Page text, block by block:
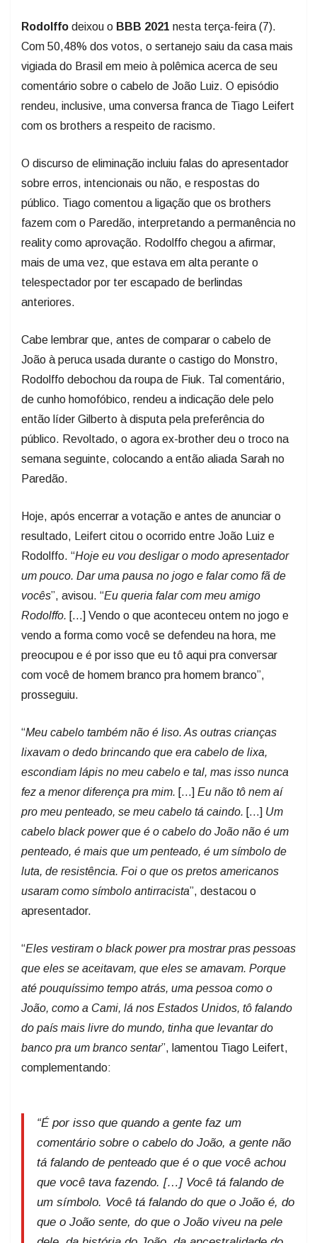
Rodolffo deixou o BBB 2021 nesta terça-feira (7).
Com 50,48% dos votos, o sertanejo saiu da casa mais
vigiada do Brasil em meio à polêmica acerca de seu
comentário sobre o cabelo de João Luiz. O episódio
rendeu, inclusive, uma conversa franca de Tiago Leifert
com os brothers a respeito de racismo.
O discurso de eliminação incluiu falas do apresentador
sobre erros, intencionais ou não, e respostas do
público. Tiago comentou a ligação que os brothers
fazem com o Paredão, interpretando a permanência no
reality como aprovação. Rodolffo chegou a afirmar,
mais de uma vez, que estava em alta perante o
telespectador por ter escapado de berlindas
anteriores.
Cabe lembrar que, antes de comparar o cabelo de
João à peruca usada durante o castigo do Monstro,
Rodolffo debochou da roupa de Fiuk. Tal comentário,
de cunho homofóbico, rendeu a indicação dele pelo
então líder Gilberto à disputa pela preferência do
público. Revoltado, o agora ex-brother deu o troco na
semana seguinte, colocando a então aliada Sarah no
Paredão.
Hoje, após encerrar a votação e antes de anunciar o
resultado, Leifert citou o ocorrido entre João Luiz e
Rodolffo. “Hoje eu vou desligar o modo apresentador
um pouco. Dar uma pausa no jogo e falar como fã de
vocês”, avisou. “Eu queria falar com meu amigo
Rodolffo. […] Vendo o que aconteceu ontem no jogo e
vendo a forma como você se defendeu na hora, me
preocupou e é por isso que eu tô aqui pra conversar
com você de homem branco pra homem branco”,
prosseguiu.
“Meu cabelo também não é liso. As outras crianças
lixavam o dedo brincando que era cabelo de lixa,
escondiam lápis no meu cabelo e tal, mas isso nunca
fez a menor diferença pra mim. […] Eu não tô nem aí
pro meu penteado, se meu cabelo tá caindo. […] Um
cabelo black power que é o cabelo do João não é um
penteado, é mais que um penteado, é um símbolo de
luta, de resistência. Foi o que os pretos americanos
usaram como símbolo antirracista”, destacou o
apresentador.
“Eles vestiram o black power pra mostrar pras pessoas
que eles se aceitavam, que eles se amavam. Porque
até pouquíssimo tempo atrás, uma pessoa como o
João, como a Cami, lá nos Estados Unidos, tô falando
do país mais livre do mundo, tinha que levantar do
banco pra um branco sentar”, lamentou Tiago Leifert,
complementando:
“É por isso que quando a gente faz um
comentário sobre o cabelo do João, a gente não
tá falando de penteado que é o que você achou
que você tava fazendo. […] Você tá falando de
um símbolo. Você tá falando do que o João é, do
que o João sente, do que o João viveu na pele